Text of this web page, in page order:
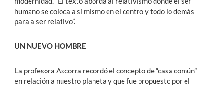
humano se coloca a sí mismo en el centro y todo lo demás
para a ser relativo”.
UN NUEVO HOMBRE
La profesora Ascorra recordó el concepto de “casa común”
en relación a nuestro planeta y que fue propuesto por el